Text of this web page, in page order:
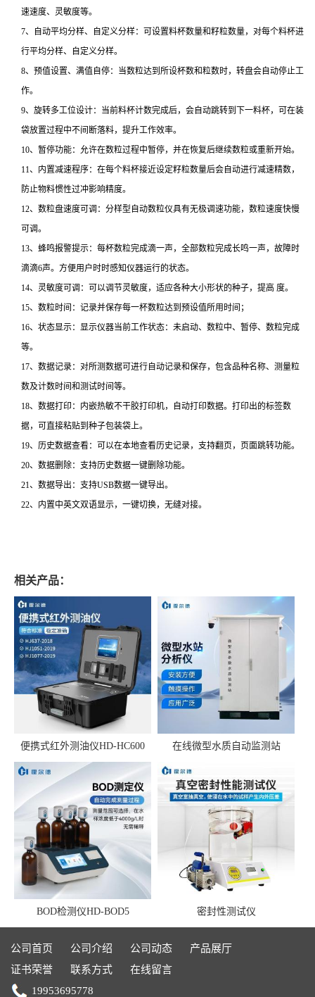
速速度、灵敏度等。
7、自动平均分样、自定义分样：可设置料杯数量和籽粒数量，对每个料杯进
行平均分样、自定义分样。
8、预值设置、满值自停：当数粒达到所设杯数和粒数时，转盘会自动停止工
作。
9、旋转多工位设计：当前料杯计数完成后，会自动跳转到下一料杯，可在装
袋放置过程中不间断落料，提升工作效率。
10、暂停功能：允许在数粒过程中暂停，并在恢复后继续数粒或重新开始。
11、内置减速程序：在每个料杯接近设定籽粒数量后会自动进行减速精数，
防止物料惯性过冲影响精度。
12、数粒盘速度可调：分样型自动数粒仪具有无极调速功能，数粒速度快慢
可调。
13、蜂鸣报警提示：每杯数粒完成滴一声，全部数粒完成长鸣一声，故障时
滴滴6声。方便用户时时感知仪器运行的状态。
14、灵敏度可调：可以调节灵敏度，适应各种大小形状的种子，提高 度。
15、数粒时间：记录并保存每一杯数粒达到预设值所用时间；
16、状态显示：显示仪器当前工作状态：未启动、数粒中、暂停、数粒完成
等。
17、数据记录：对所测数据可进行自动记录和保存，包含品种名称、测量粒
数及计数时间和测试时间等。
18、数据打印：内嵌热敏不干胶打印机，自动打印数据。打印出的标签数
据，可直接粘贴到种子包装袋上。
19、历史数据查看：可以在本地查看历史记录，支持翻页，页面跳转功能。
20、数据删除：支持历史数据一键删除功能。
21、数据导出：支持USB数据一键导出。
22、内置中英文双语显示，一键切换，无缝对接。
相关产品：
便携式红外测油仪HD-HC600 在线微型水质自动监测站
BOD检测仪HD-BOD5 密封性测试仪
公司首页 公司介绍 公司动态
产品展厅
证书荣誉
联系方式
在线留言
19953695778